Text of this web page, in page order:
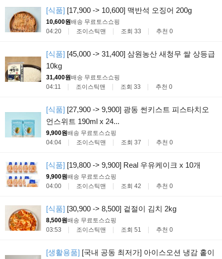
[식품] [17,900 -> 10,600] 맥반석 오징어 200g
10,600원배송 무료토스쇼핑
04:20
조이스틱맨 조회 33 추천 0
[식품] [45,000 -> 31,400] 삼원농산 새청무 쌀 상등급
10kg
31,400원배송 무료토스쇼핑
04:11
조이스틱맨 조회 33 추천 0
[식품] [27,900 -> 9,900] 광동 썬키스트 피스타치오
언스위트 190ml x 24...
9,900원배송 무료토스쇼핑
04:04
조이스틱맨 조회 37 추천 0
[식품] [19,800 -> 9,900] Real 우유케이크 x 10개
9,900원배송 무료토스쇼핑
04:00
조이스틱맨 조회 42 추천 0
[식품] [30,900 -> 8,500] 겉절이 김치 2kg
8,500원배송 무료토스쇼핑
03:53
조이스틱맨 조회 51 추천 0
[생활용품] [국내 공동 최저가] 아이스오션 냉감 홑이